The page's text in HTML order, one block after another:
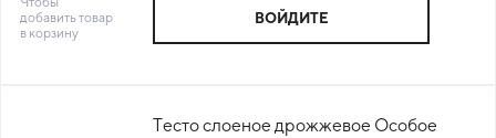
добавить товар
в корзину
ВОЙДИТЕ
Тесто слоеное дрожжевое Особое